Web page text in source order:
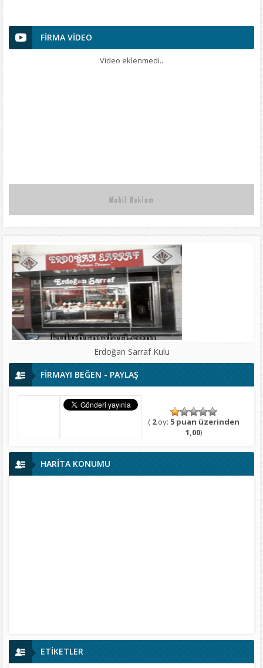
FİRMA VİDEO
Video eklenmedi..
Erdoğan Sarraf Kulu
FİRMAYI BEĞEN - PAYLAŞ
( 2oy: 5 puan üzerinden
1,00)
HARİTA KONUMU
ETİKETLER